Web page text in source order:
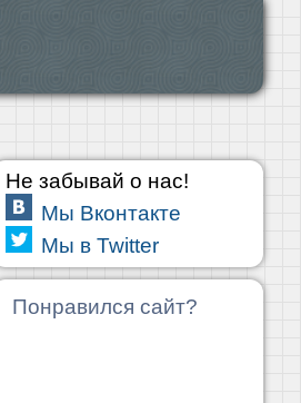
Не забывай о нас!
Мы Вконтакте
Мы в Twitter
Понравился сайт?